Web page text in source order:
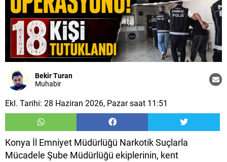
Bekir Turan
Muhabir
Ekl. Tarihi: 28 Haziran 2026, Pazar saat 11:51
Konya İl Emniyet Müdürlüğü Narkotik Suçlarla
Mücadele Şube Müdürlüğü ekiplerinin, kent